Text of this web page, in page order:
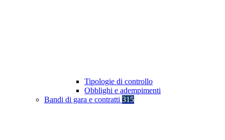
Tipologie di controllo
Obblighi e adempimenti
Bandi di gara e contratti 315